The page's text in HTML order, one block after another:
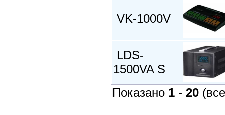
VK-1000V
LDS-
1500VA S
Показано 1 - 20